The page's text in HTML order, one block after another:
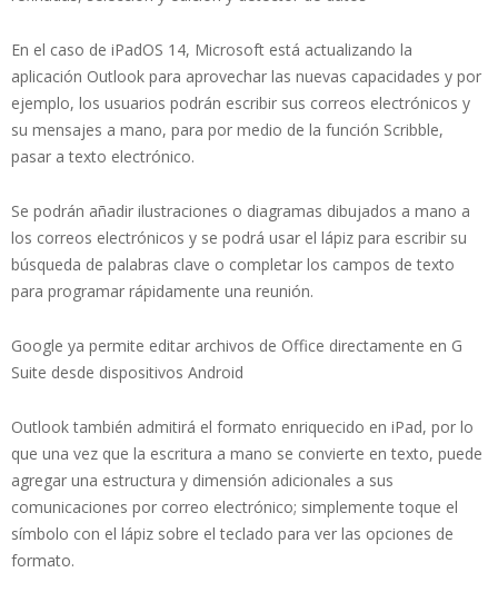
En el caso de iPadOS 14, Microsoft está actualizando la
aplicación Outlook para aprovechar las nuevas capacidades y por
ejemplo, los usuarios podrán escribir sus correos electrónicos y
su mensajes a mano, para por medio de la función Scribble,
pasar a texto electrónico.
Se podrán añadir ilustraciones o diagramas dibujados a mano a
los correos electrónicos y se podrá usar el lápiz para escribir su
búsqueda de palabras clave o completar los campos de texto
para programar rápidamente una reunión.
Google ya permite editar archivos de Office directamente en G
Suite desde dispositivos Android
Outlook también admitirá el formato enriquecido en iPad, por lo
que una vez que la escritura a mano se convierte en texto, puede
agregar una estructura y dimensión adicionales a sus
comunicaciones por correo electrónico; simplemente toque el
símbolo con el lápiz sobre el teclado para ver las opciones de
formato.